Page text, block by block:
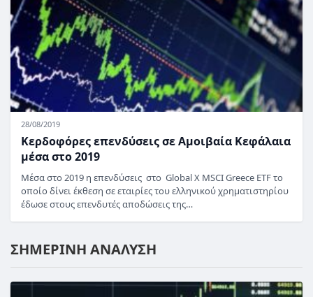
28/08/2019
Κερδοφόρες επενδύσεις σε Αμοιβαία Κεφάλαια
μέσα στο 2019
Μέσα στο 2019 η επενδύσεις στο Global X MSCI Greece ETF το
οποίο δίνει έκθεση σε εταιρίες του ελληνικού χρηματιστηρίου
έδωσε στους επενδυτές αποδώσεις της…
ΣΗΜΕΡΙΝΗ ΑΝΑΛΥΣΗ